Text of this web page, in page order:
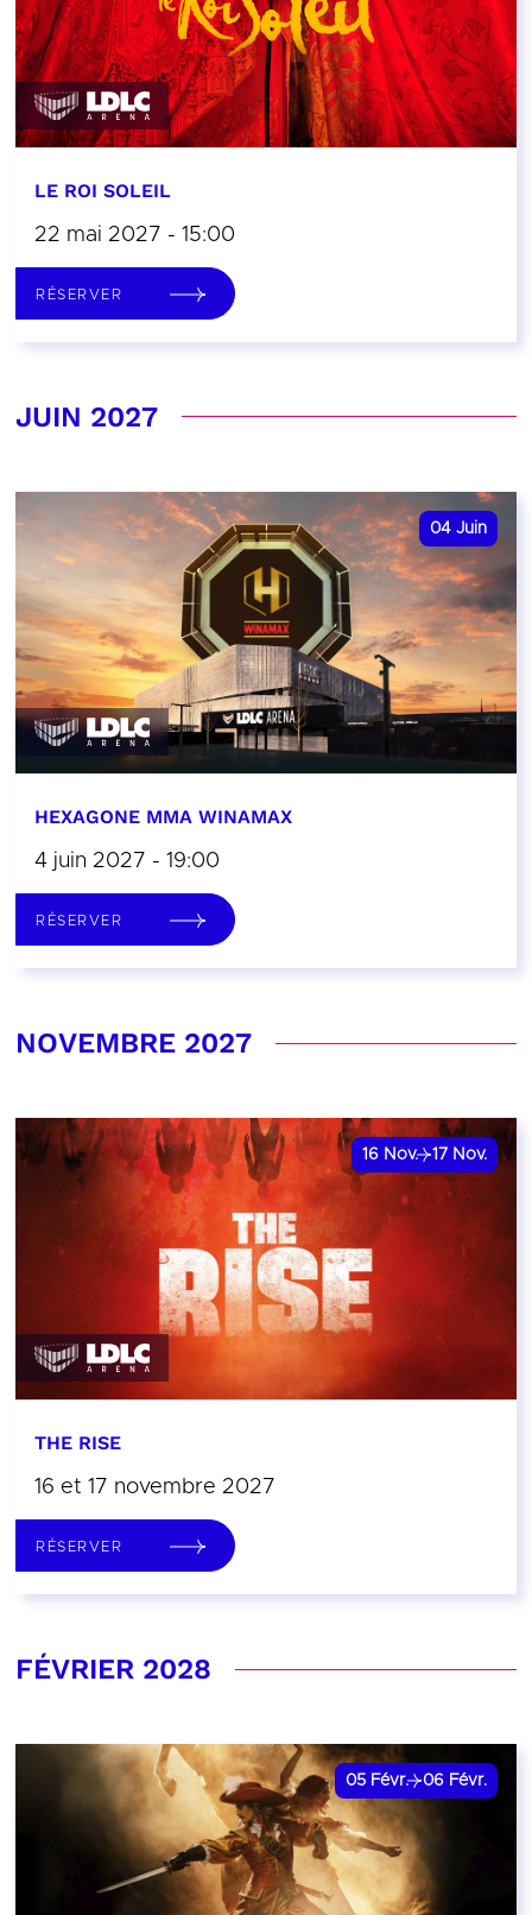
LE ROI SOLEIL
22 mai 2027 - 15:00
RÉSERVER
JUIN 2027
04 Juin
HEXAGONE MMA WINAMAX
4 juin 2027 - 19:00
RÉSERVER
NOVEMBRE 2027
16 Nov. 17 Nov.
THE RISE
16 et 17 novembre 2027
RÉSERVER
FÉVRIER 2028
05 Févr. 06 Févr.